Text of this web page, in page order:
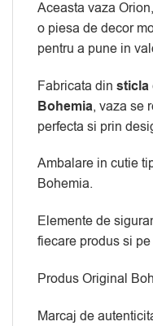
Aceasta vaza
o piesa de decor
pentru a pune in
Fabricata din sticla
Bohemia, vaza se
perfecta si prin
Ambalare in cutie
Bohemia.
Elemente de
fiecare produs si
Produs Original
Marcaj de